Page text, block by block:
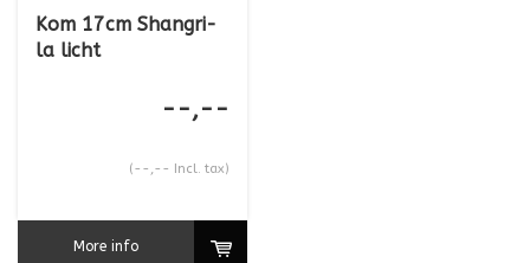
Kom 17cm Shangri-
la licht
--,--
(--,-- Incl. tax)
More info